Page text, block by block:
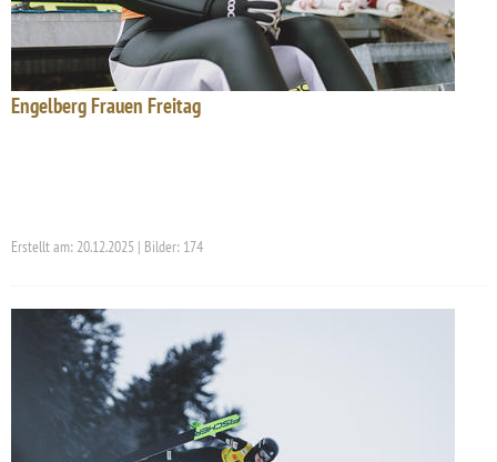
Engelberg Frauen Freitag
Erstellt am: 20.12.2025 | Bilder: 174